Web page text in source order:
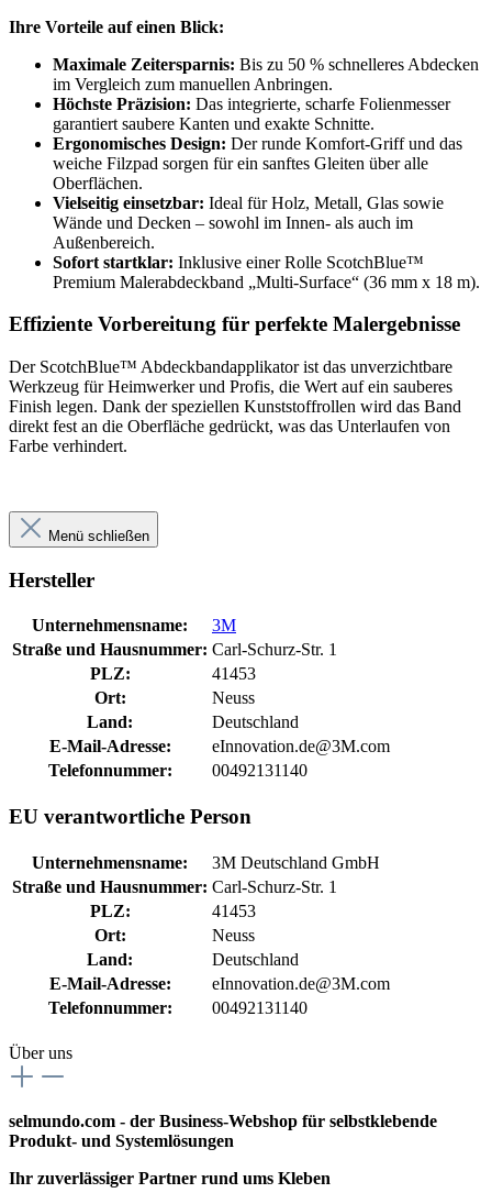
Ihre Vorteile auf einen Blick:
Maximale Zeitersparnis: Bis zu 50 % schnelleres Abdecken
im Vergleich zum manuellen Anbringen.
Höchste Präzision: Das integrierte, scharfe Folienmesser
garantiert saubere Kanten und exakte Schnitte.
Ergonomisches Design: Der runde Komfort-Griff und das
weiche Filzpad sorgen für ein sanftes Gleiten über alle
Oberflächen.
Vielseitig einsetzbar: Ideal für Holz, Metall, Glas sowie
Wände und Decken – sowohl im Innen- als auch im
Außenbereich.
Sofort startklar: Inklusive einer Rolle ScotchBlue™
Premium Malerabdeckband „Multi-Surface“ (36 mm x 18 m).
Effiziente Vorbereitung für perfekte Malergebnisse
Der ScotchBlue™ Abdeckbandapplikator ist das unverzichtbare
Werkzeug für Heimwerker und Profis, die Wert auf ein sauberes
Finish legen. Dank der speziellen Kunststoffrollen wird das Band
direkt fest an die Oberfläche gedrückt, was das Unterlaufen von
Farbe verhindert.
Menü schließen
Hersteller
Unternehmensname:
3M
Straße und Hausnummer: Carl-Schurz-Str. 1
PLZ:
41453
Ort:
Neuss
Land:
Deutschland
E-Mail-Adresse:
eInnovation.de@3M.com
Telefonnummer:
00492131140
EU verantwortliche Person
Unternehmensname:
3M Deutschland GmbH
Straße und Hausnummer: Carl-Schurz-Str. 1
PLZ:
41453
Ort:
Neuss
Land:
Deutschland
E-Mail-Adresse:
eInnovation.de@3M.com
Telefonnummer:
00492131140
Über uns
selmundo.com - der Business-Webshop für selbstklebende
Produkt- und Systemlösungen
Ihr zuverlässiger Partner rund ums Kleben